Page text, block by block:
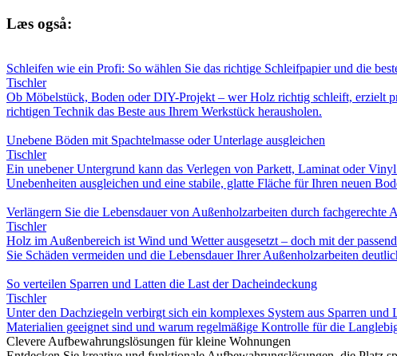
Læs også:
Schleifen wie ein Profi: So wählen Sie das richtige Schleifpapier und die
Tischler
Ob Möbelstück, Boden oder DIY-Projekt – wer Holz richtig schleift, erzielt
richtigen Technik das Beste aus Ihrem Werkstück herausholen.
Unebene Böden mit Spachtelmasse oder Unterlage ausgleichen
Tischler
Ein unebener Untergrund kann das Verlegen von Parkett, Laminat oder
Unebenheiten ausgleichen und eine stabile, glatte Fläche für Ihren neuen
Verlängern Sie die Lebensdauer von Außenholzarbeiten durch fachgerechte
Tischler
Holz im Außenbereich ist Wind und Wetter ausgesetzt – doch mit der
Sie Schäden vermeiden und die Lebensdauer Ihrer Außenholzarbeiten
So verteilen Sparren und Latten die Last der Dacheindeckung
Tischler
Unter den Dachziegeln verbirgt sich ein komplexes System aus Sparren
Materialien geeignet sind und warum regelmäßige Kontrolle für die
Clevere Aufbewahrungslösungen für kleine Wohnungen